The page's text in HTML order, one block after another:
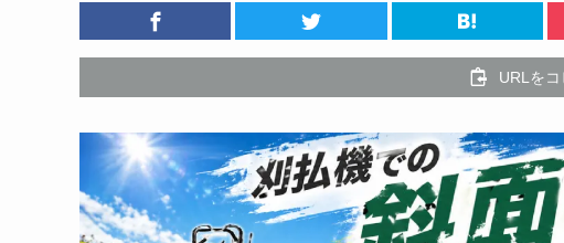
URLを